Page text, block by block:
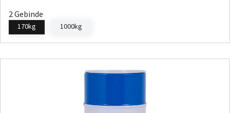
2 Gebinde
170kg 1000kg